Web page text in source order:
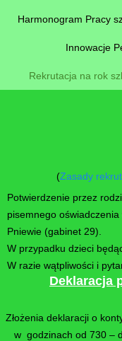
Harmonogram Pracy
Innowacje
Rekrutacja na rok
(Zasady
Złożenia deklaracji o
w godzinach od 730 –
Potwierdzenie przez
pisemnego
Pniewie (gabinet 29).
W przypadku dzieci
W razie wątpliwości i
Deklaracja